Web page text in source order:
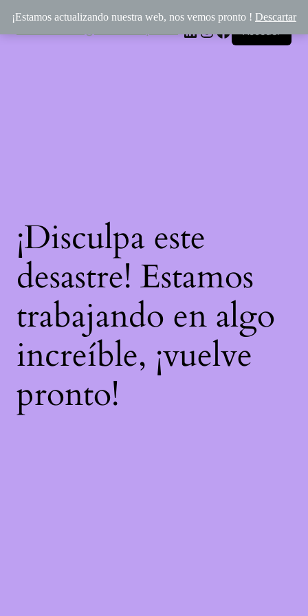
¡Estamos actualizando nuestra web, nos vemos pronto ! Descartar
LinkedIn
Instagram
Facebook
¡Disculpa este
desastre! Estamos
trabajando en algo
increíble, ¡vuelve
pronto!